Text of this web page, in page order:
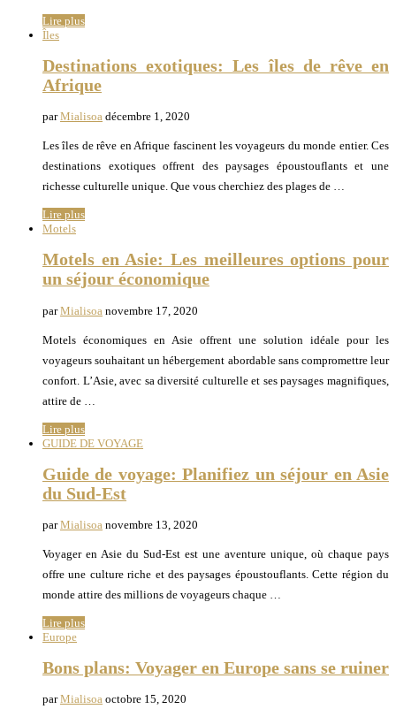
Lire plus
Îles
Destinations exotiques: Les îles de rêve en
Afrique
parMialisoa décembre 1, 2020
Les îles de rêve en Afrique fascinent les voyageurs du monde entier. Ces
destinations exotiques offrent des paysages époustouflants et une
richesse culturelle unique. Que vous cherchiez des plages de …
Lire plus
Motels
Motels en Asie: Les meilleures options pour
un séjour économique
parMialisoa novembre 17, 2020
Motels économiques en Asie offrent une solution idéale pour les
voyageurs souhaitant un hébergement abordable sans compromettre leur
confort. L’Asie, avec sa diversité culturelle et ses paysages magnifiques,
attire de …
Lire plus
GUIDE DE VOYAGE
Guide de voyage: Planifiez un séjour en Asie
du Sud-Est
parMialisoa novembre 13, 2020
Voyager en Asie du Sud-Est est une aventure unique, où chaque pays
offre une culture riche et des paysages époustouflants. Cette région du
monde attire des millions de voyageurs chaque …
Lire plus
Europe
Bons plans: Voyager en Europe sans se ruiner
parMialisoa octobre 15, 2020